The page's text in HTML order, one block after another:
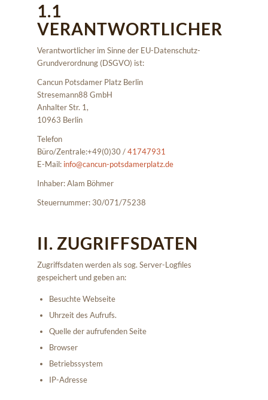
1.1
VERANTWORTLICHER
Verantwortlicher im Sinne der EU-Datenschutz-
Grundverordnung (DSGVO) ist:
Cancun Potsdamer Platz Berlin
Stresemann88 GmbH
Anhalter Str. 1,
10963 Berlin
Telefon
Büro/Zentrale:+49(0)30 /41747931
E-Mail: info@cancun-potsdamerplatz.de
Inhaber: Alam Böhmer
Steuernummer: 30/071/75238
II. ZUGRIFFSDATEN
Zugriffsdaten werden als sog. Server-Logfiles
gespeichert und geben an:
Besuchte Webseite
Uhrzeit des Aufrufs.
Quelle der aufrufenden Seite
Browser
Betriebssystem
IP-Adresse